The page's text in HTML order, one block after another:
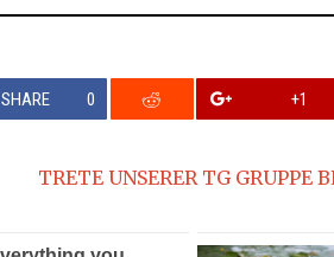
10,
SHARE 0 +1
TRETE UNSERER TG GRUPPE